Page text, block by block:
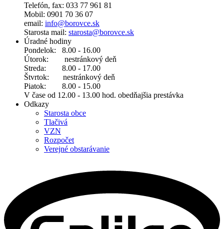
Telefón, fax: 033 77 961 81
Mobil: 0901 70 36 07
email: info@borovce.sk
Starosta mail: starosta@borovce.sk
Úradné hodiny
Pondelok: 8.00 - 16.00
Útorok: nestránkový deň
Streda: 8.00 - 17.00
Štvrtok: nestránkový deň
Piatok: 8.00 - 15.00
V čase od 12.00 - 13.00 hod. obedňajšia prestávka
Odkazy
Starosta obce
Tlačivá
VZN
Rozpočet
Verejné obstarávanie